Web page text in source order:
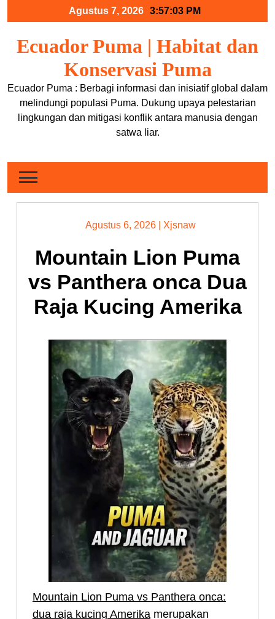
Agustus 7, 2026 3:57:04 PM
Ecuador Puma | Habitat dan
Konservasi Puma
Ecuador Puma : Berbagi informasi dan inisiatif global dalam
melindungi populasi Puma. Dukung upaya pelestarian
lingkungan dan mitigasi konflik antara manusia dengan
satwa liar.
Agustus 6, 2026 Xjsnaw
Mountain Lion Puma
vs Panthera onca Dua
Raja Kucing Amerika
Mountain Lion Puma vs Panthera onca:
dua raja kucing Amerika merupakan